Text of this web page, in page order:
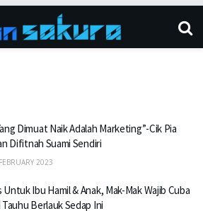
Dimuat Naik Adalah Marketing”-Cik Pia
Difitnah Suami Sendiri
2023
Untuk Ibu Hamil & Anak, Mak-Mak Wajib Cuba
Tauhu Berlauk Sedap Ini